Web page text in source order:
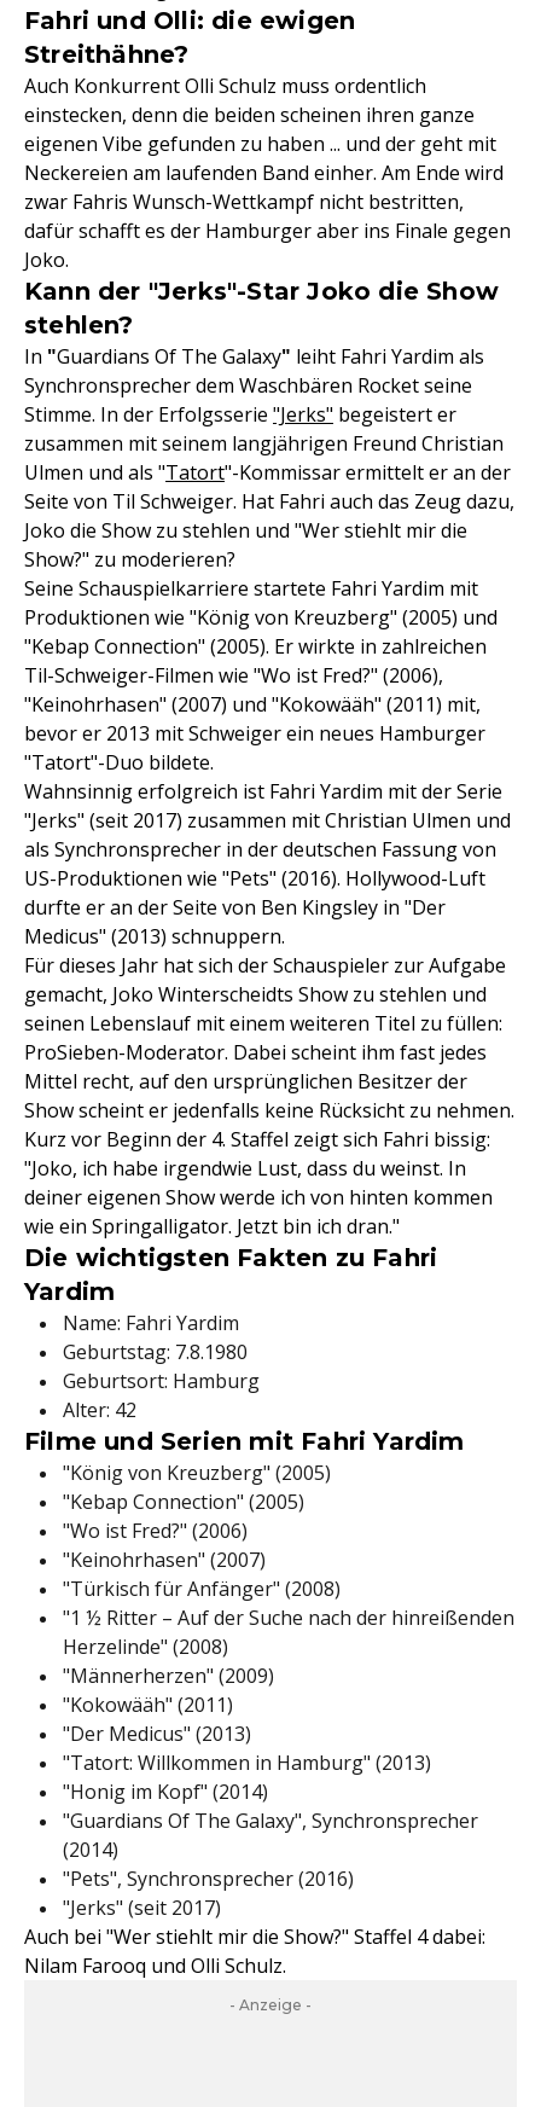
Fahri und Olli: die ewigen
Streithähne?
Auch Konkurrent Olli Schulz muss ordentlich
einstecken, denn die beiden scheinen ihren ganze
eigenen Vibe gefunden zu haben ... und der geht mit
Neckereien am laufenden Band einher. Am Ende wird
zwar Fahris Wunsch-Wettkampf nicht bestritten,
dafür schafft es der Hamburger aber ins Finale gegen
Joko.
Kann der "Jerks"-Star Joko die Show
stehlen?
In "Guardians Of The Galaxy" leiht Fahri Yardim als
Synchronsprecher dem Waschbären Rocket seine
Stimme. In der Erfolgsserie "Jerks" begeistert er
zusammen mit seinem langjährigen Freund Christian
Ulmen und als "Tatort"-Kommissar ermittelt er an der
Seite von Til Schweiger. Hat Fahri auch das Zeug dazu,
Joko die Show zu stehlen und "Wer stiehlt mir die
Show?" zu moderieren?
Seine Schauspielkarriere startete Fahri Yardim mit
Produktionen wie "König von Kreuzberg" (2005) und
"Kebap Connection" (2005). Er wirkte in zahlreichen
Til-Schweiger-Filmen wie "Wo ist Fred?" (2006),
"Keinohrhasen" (2007) und "Kokowääh" (2011) mit,
bevor er 2013 mit Schweiger ein neues Hamburger
"Tatort"-Duo bildete.
Wahnsinnig erfolgreich ist Fahri Yardim mit der Serie
"Jerks" (seit 2017) zusammen mit Christian Ulmen und
als Synchronsprecher in der deutschen Fassung von
US-Produktionen wie "Pets" (2016). Hollywood-Luft
durfte er an der Seite von Ben Kingsley in "Der
Medicus" (2013) schnuppern.
Für dieses Jahr hat sich der Schauspieler zur Aufgabe
gemacht, Joko Winterscheidts Show zu stehlen und
seinen Lebenslauf mit einem weiteren Titel zu füllen:
ProSieben-Moderator. Dabei scheint ihm fast jedes
Mittel recht, auf den ursprünglichen Besitzer der
Show scheint er jedenfalls keine Rücksicht zu nehmen.
Kurz vor Beginn der 4. Staffel zeigt sich Fahri bissig:
"Joko, ich habe irgendwie Lust, dass du weinst. In
deiner eigenen Show werde ich von hinten kommen
wie ein Springalligator. Jetzt bin ich dran."
Die wichtigsten Fakten zu Fahri
Yardim
Name: Fahri Yardim
Geburtstag: 7.8.1980
Geburtsort: Hamburg
Alter: 42
Filme und Serien mit Fahri Yardim
"König von Kreuzberg" (2005)
"Kebap Connection" (2005)
"Wo ist Fred?" (2006)
"Keinohrhasen" (2007)
"Türkisch für Anfänger" (2008)
"1 ½ Ritter – Auf der Suche nach der hinreißenden
Herzelinde" (2008)
"Männerherzen" (2009)
"Kokowääh" (2011)
"Der Medicus" (2013)
"Tatort: Willkommen in Hamburg" (2013)
"Honig im Kopf" (2014)
"Guardians Of The Galaxy", Synchronsprecher
(2014)
"Pets", Synchronsprecher (2016)
"Jerks" (seit 2017)
Auch bei "Wer stiehlt mir die Show?" Staffel 4 dabei:
Nilam Farooq und Olli Schulz.
- Anzeige -